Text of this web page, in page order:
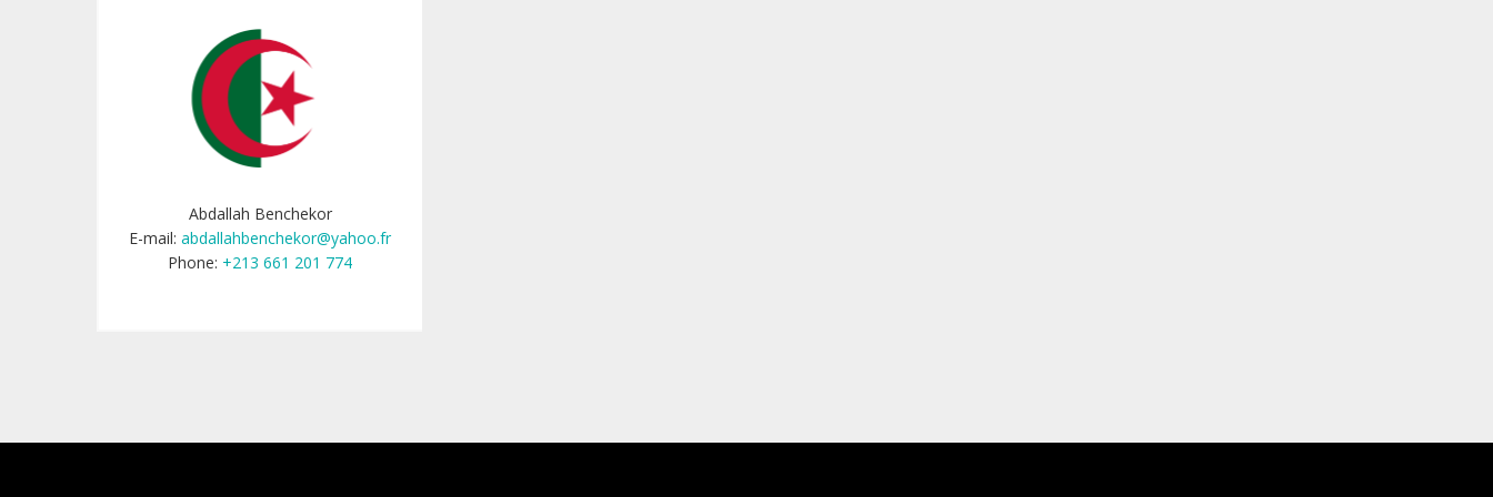
Abdallah Benchekor
E-mail:abdallahbenchekor@yahoo.fr
Phone: +213 661 201 774